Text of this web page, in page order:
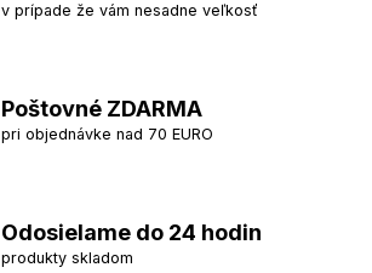
v prípade že vám nesadne veľkosť
Poštovné ZDARMA
pri objednávke nad 70 EURO
Odosielame do 24 hodin
produkty skladom